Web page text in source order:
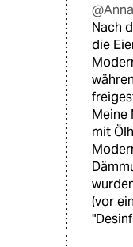
Nach
die
Meine
mit
(vor